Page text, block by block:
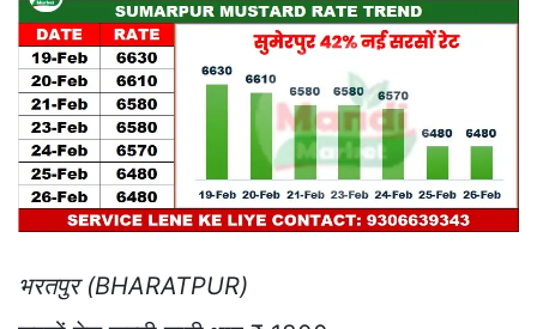
भरतपुर (BHARATPUR)